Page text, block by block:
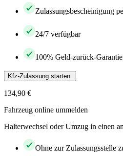
Zulassungsbescheinigung
24/7 verfügbar
100% Geld-zurück-Garantie
Kfz-Zulassung starten
134,90 €
Fahrzeug online ummelden
Halterwechsel oder Umzug in einen
Ohne zur Zulassungsstelle